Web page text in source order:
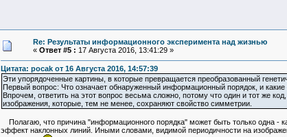
Re: Результаты информационного эксперимента над жизнью
« Ответ #5 : 17 Августа 2016, 13:41:29 »
Цитата: pocak от 16 Августа 2016, 14:57:39
Эти упорядоченные картины, в которые превращается преобразованный
Первый вопрос: Что означает обнаруженный информационный порядок, и
Впрочем, ответить на этот вопрос весьма сложно, потому что один и тот же
изображения, которые, тем не менее, сохраняют свойство симметрии.
Полагаю, что причина "информационного порядка" может быть только одна -
эффект наклонных линий. Иными словами, видимой периодичности на